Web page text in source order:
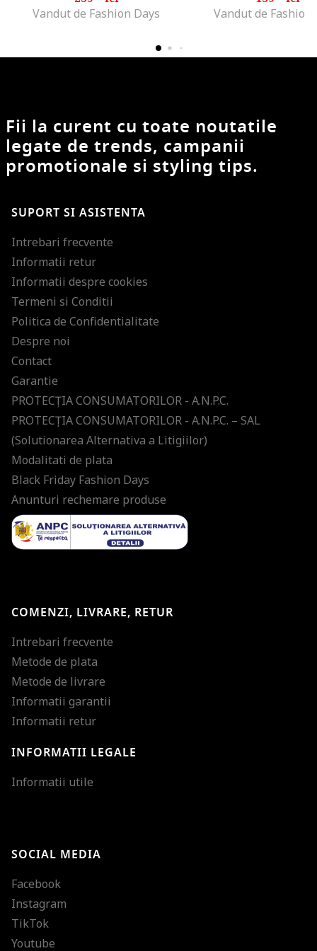
Vandut de Fashion Days
Vandut de Fashion
Fii la curent cu toate noutatile
legate de trends, campanii
promotionale si styling tips.
SUPORT SI ASISTENTA
Intrebari frecvente
Informatii retur
Informatii despre cookies
Termeni si Conditii
Politica de Confidentialitate
Despre noi
Contact
Garantie
PROTECŢIA CONSUMATORILOR - A.N.P.C.
PROTECŢIA CONSUMATORILOR - A.N.P.C. – SAL
(Solutionarea Alternativa a Litigiilor)
Modalitati de plata
Black Friday Fashion Days
Anunturi rechemare produse
COMENZI, LIVRARE, RETUR
Intrebari frecvente
Metode de plata
Metode de livrare
Informatii garantii
Informatii retur
INFORMATII LEGALE
Informatii utile
SOCIAL MEDIA
Facebook
Instagram
TikTok
Youtube